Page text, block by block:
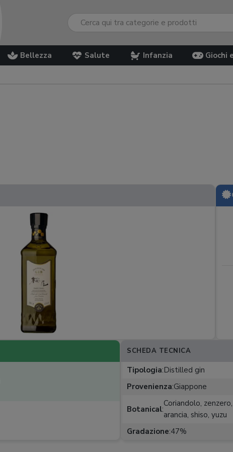
Bellezza Salute Infanzia Giochi
SCHEDA TECNICA
Tipologia:Distilled gin
Provenienza:Giappone
Botanical:
Coriandolo,
arancia, shiso, yuzu
Gradazione:47%